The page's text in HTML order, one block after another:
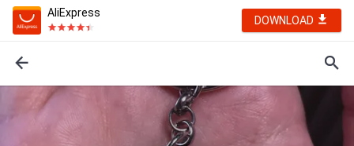
AliExpress
DOWNLOAD